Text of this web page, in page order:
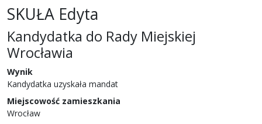
SKUŁA Edyta
Kandydatka do Rady Miejskiej
Wrocławia
w wyborach samorządowych w 2024 r.
Wynik
Kandydatka uzyskała mandat
Miejscowość zamieszkania
Wrocław